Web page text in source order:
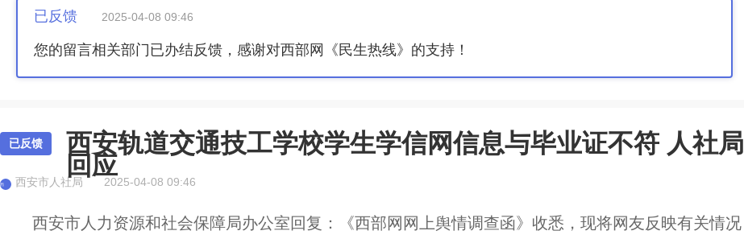
已反馈 2025-04-08 09:46
您的留言相关部门已办结反馈，感谢对西部网《民生热线》的支持！
已反馈 西安轨道交通技工学校学生学信网信息与毕业证不符 人社局
回应
西 西安市人社局 2025-04-08 09:46
西安市人力资源和社会保障局办公室回复：《西部网网上舆情调查函》收悉，现将网友反映有关情况